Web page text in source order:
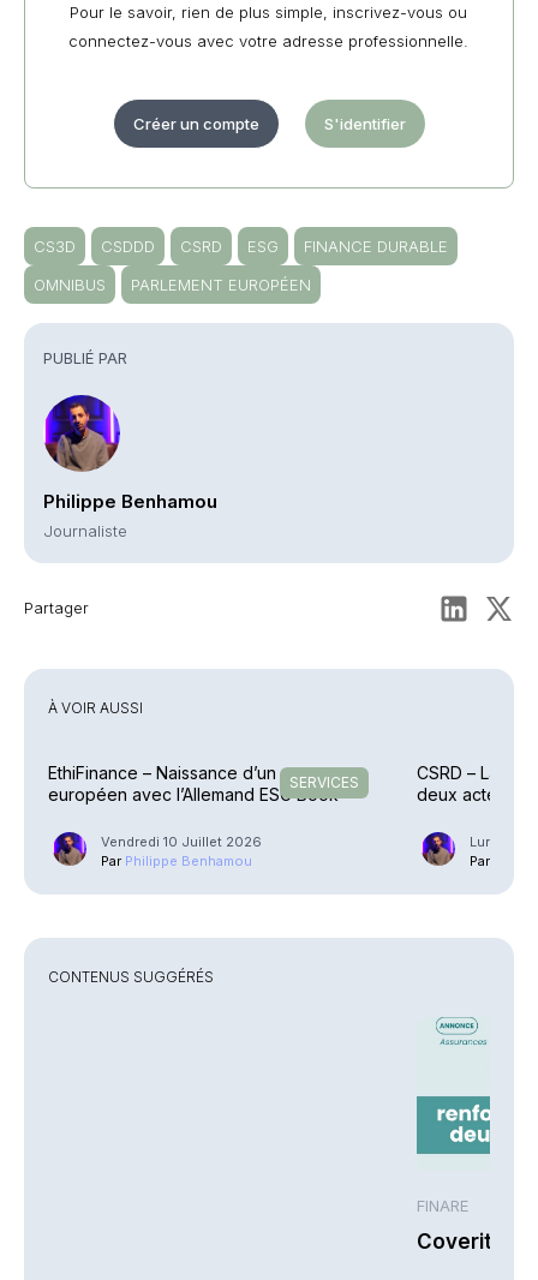
PUBLIÉ PAR
Philippe Benhamou
Journaliste
Partager
Pour le savoir, rien de plus simple, inscrivez-vous ou
connectez-vous avec votre adresse professionnelle.
Créer un compte S'identifier
CS3D CSDDD CSRD ESG
FINANCE DURABLE
OMNIBUS
PARLEMENT EUROPÉEN
À VOIR AUSSI
SERVICES
EthiFinance – Naissance d’un groupe
européen avec l’Allemand ESG Book
Vendredi 10 Juillet 2026
Par Philippe Benhamou
CSRD – La
deux actes
Lundi 6
Par
CONTENUS SUGGÉRÉS
FINARE
Coverity